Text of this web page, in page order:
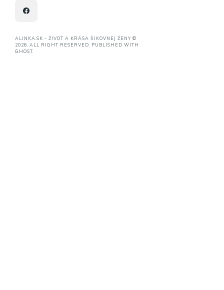
ALINKA.SK - ŽIVOT A KRÁSA ŠIKOVNEJ ŽENY ©
2026. ALL RIGHT RESERVED. PUBLISHED WITH
GHOST